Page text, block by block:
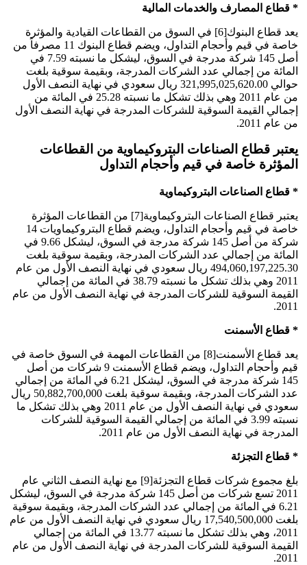
* قطاع المصارف والخدمات المالية
يعد قطاع البنوك[6] في السوق من القطاعات القيادية والمؤثرة
خاصة في قيم وأحجام التداول، ويضم قطاع البنوك 11 مصرفاً من
أصل 145 شركة مدرجة في السوق، ليشكل ما نسبته 7.59 في
المائة من إجمالي عدد الشركات المدرجة، وبقيمة سوقية بلغت
حوالي 321,995,025,620.00 ريال سعودي في نهاية النصف الأول
من عام 2011 وهي بذلك تشكل ما نسبته 25.28 في المائة من
إجمالي القيمة السوقية للشركات المدرجة في نهاية النصف الأول
من عام 2011.
يعتبر قطاع الصناعات البتروكيماوية من القطاعات
المؤثرة خاصة في قيم وأحجام التداول
* قطاع الصناعات البتروكيماوية
يعتبر قطاع الصناعات البتروكيماوية[7] من القطاعات المؤثرة
خاصة في قيم وأحجام التداول، ويضم قطاع البتروكيماويات 14
شركة من أصل 145 شركة مدرجة في السوق، ليشكل 9.66 في
المائة من إجمالي عدد الشركات المدرجة، وبقيمة سوقية بلغت
494,060,197,225.30 ريال سعودي في نهاية النصف الأول من عام
2011 وهي بذلك تشكل ما نسبته 38.79 في المائة من إجمالي
القيمة السوقية للشركات المدرجة في نهاية النصف الأول من عام
2011.
* قطاع الأسمنت
يعد قطاع الأسمنت[8] من القطاعات المهمة في السوق خاصة في
قيم وأحجام التداول، ويضم قطاع الأسمنت 9 شركات من أصل
145 شركة مدرجة في السوق، ليشكل 6.21 في المائة من إجمالي
عدد الشركات المدرجة، وبقيمة سوقية بلغت 50,882,700,000 ريال
سعودي في نهاية النصف الأول من عام 2011 وهي بذلك تشكل ما
نسبته 3.99 في المائة من إجمالي القيمة السوقية للشركات
المدرجة في نهاية النصف الأول من عام 2011.
* قطاع التجزئة
بلغ مجموع شركات قطاع التجزئة[9] مع نهاية النصف الثاني عام
2011 تسع شركات من أصل 145 شركة مدرجة في السوق، ليشكل
6.21 في المائة من إجمالي عدد الشركات المدرجة، وبقيمة سوقية
بلغت 17,540,500,000 ريال سعودي في نهاية النصف الأول من عام
2011، وهي بذلك تشكل ما نسبته 13.77 في المائة من إجمالي
القيمة السوقية للشركات المدرجة في نهاية النصف الأول من عام
2011.